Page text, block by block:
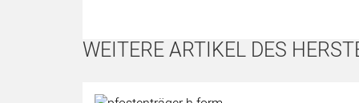
WEITERE ARTIKEL DES